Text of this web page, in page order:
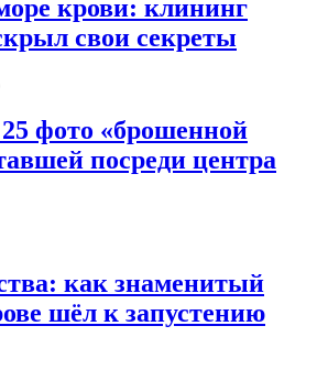
крови: клининг
свои секреты
фото «брошенной
посреди центра
как знаменитый
шёл к запустению